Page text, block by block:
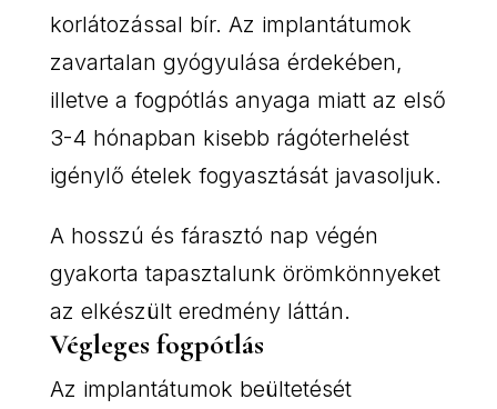
korlátozással bír. Az implantátumok
zavartalan gyógyulása érdekében,
illetve a fogpótlás anyaga miatt az első
3-4 hónapban kisebb rágóterhelést
igénylő ételek fogyasztását javasoljuk.
A hosszú és fárasztó nap végén
gyakorta tapasztalunk örömkönnyeket
az elkészült eredmény láttán.
Végleges fogpótlás
Az implantátumok beültetését